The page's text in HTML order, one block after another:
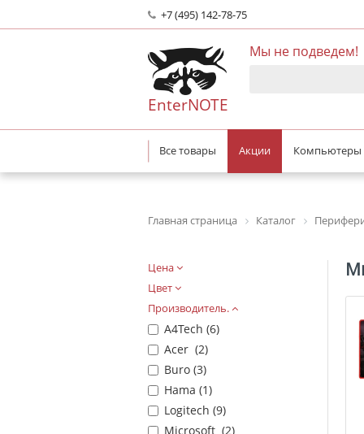
+7 (495) 142-78-75
EnterNOTE
Мы не подведем!
Все товары Акции Компьютеры
Главная страница Каталог
Цена
Цвет
Производитель.
A4Tech (6)
Acer (2)
Buro (3)
Hama (1)
Logitech (9)
Microsoft (2)